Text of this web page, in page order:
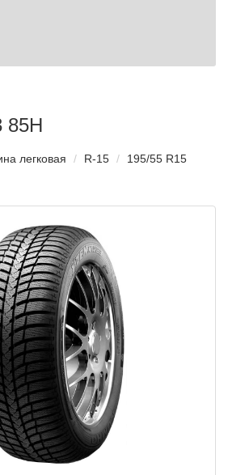
85H
легковая R-15
195/55 R15